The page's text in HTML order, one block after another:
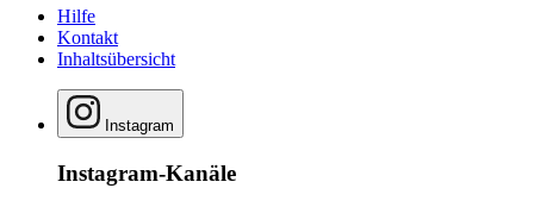
Hilfe
Kontakt
Inhaltsübersicht
Instagram
Instagram-Kanäle